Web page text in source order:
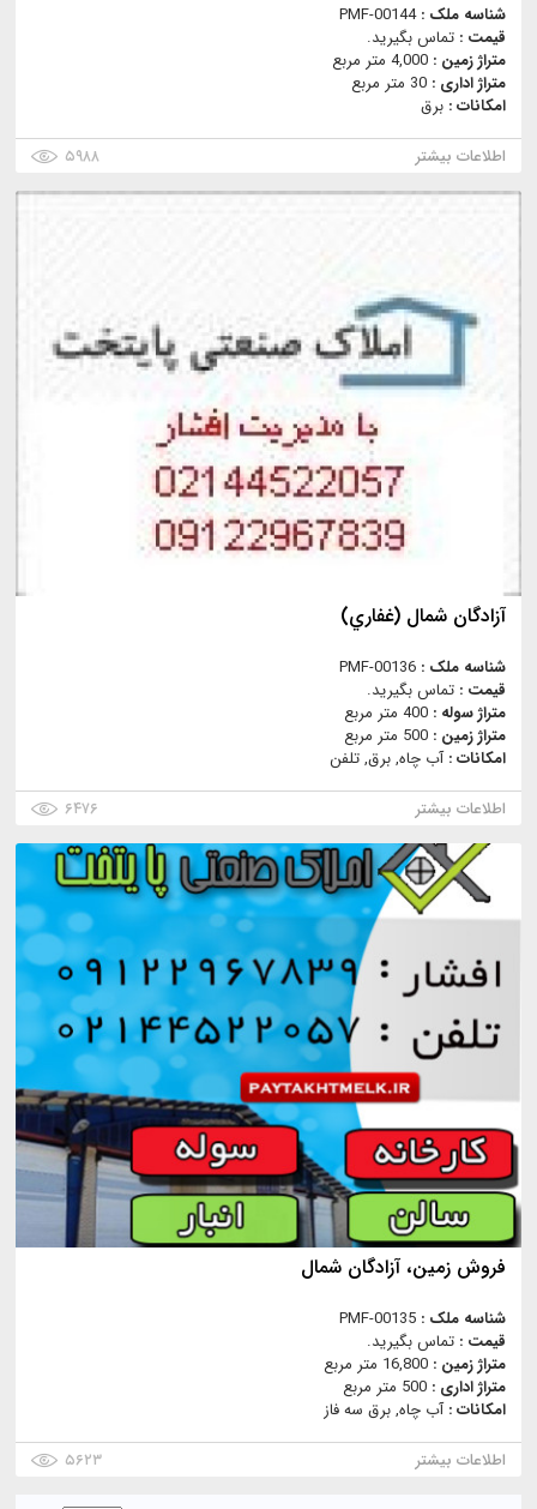
شناسه ملک :PMF-00144
قیمت : تماس بگیرید.
متراژ زمین : 4,000 متر مربع
متراژ اداری : 30 متر مربع
امکانات : برق
اطلاعات بیشتر
۵۹۸۸
آزادگان شمال (غفاري)
شناسه ملک : PMF-00136
قیمت : تماس بگیرید.
متراژ سوله : 400 متر مربع
متراژ زمین : 500 متر مربع
امکانات :آب چاه, برق, تلفن
اطلاعات بیشتر
۶۴۷۶
فروش زمين، آزادگان شمال
شناسه ملک : PMF-00135
قیمت : تماس بگیرید.
متراژ زمین : 16,800 متر مربع
متراژ اداری : 500 متر مربع
امکانات :آب چاه, برق سه فاز
اطلاعات بیشتر
۵۶۲۳